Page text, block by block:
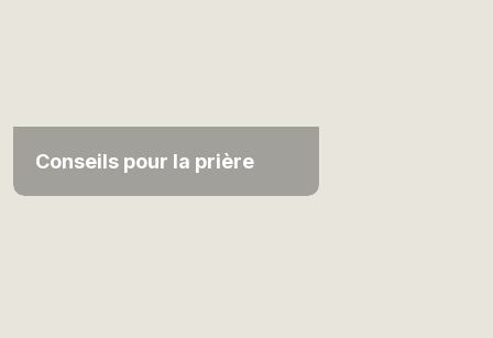
Conseils pour la prière